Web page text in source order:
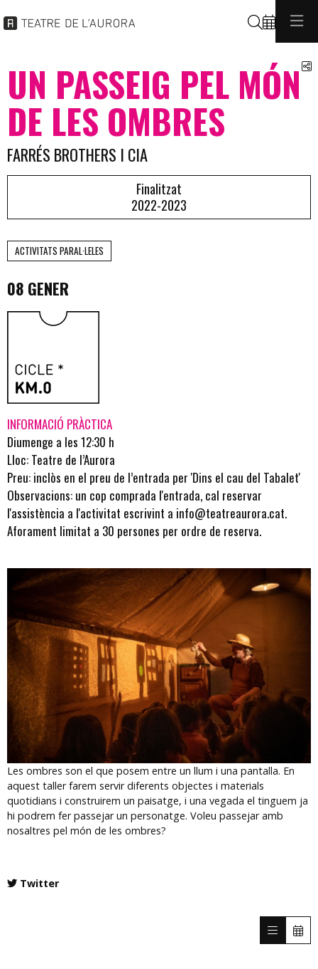
Cerca
UN PASSEIG PEL MÓN
DE LES OMBRES
FARRÉS BROTHERS I CIA
Finalitzat
2022-2023
ACTIVITATS PARAL·LELES
08 GENER
INFORMACIÓ PRÀCTICA
Diumenge a les 12:30 h
Lloc: Teatre de l’Aurora
Preu: inclòs en el preu de l’entrada per 'Dins el cau del Tabalet'
Observacions: un cop comprada l'entrada, cal reservar
l'assistència a l'activitat escrivint a info@teatreaurora.cat.
Aforament limitat a 30 persones per ordre de reserva.
Diapositiva 1 de 1
Les ombres son el que posem entre un llum i una pantalla. En
aquest taller farem servir diferents objectes i materials
quotidians i construirem un paisatge, i una vegada el tinguem ja
hi podrem fer passejar un personatge. Voleu passejar amb
nosaltres pel món de les ombres?
Twitter